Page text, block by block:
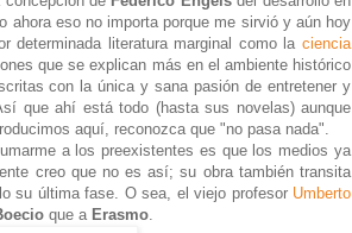
ahora eso no importa porque me sirvió y aún hoy
determinada literatura marginal como la ciencia
que se explican más en el ambiente histórico
con la única y sana pasión de entretener y
que ahí está todo (hasta sus novelas) aunque
aquí, reconozca que "no pasa nada".
a los preexistentes es que los medios ya
creo que no es así; su obra también transita
su última fase. O sea, el viejo profesor Umberto
que a Erasmo.